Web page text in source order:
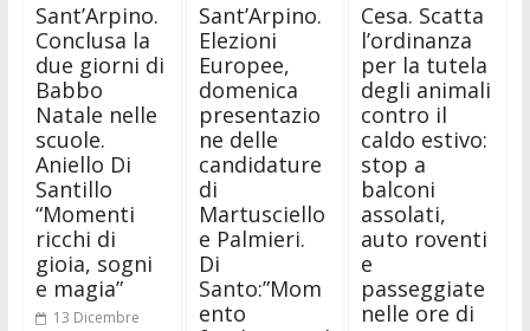
Sant’Arpino.
Conclusa la
due giorni di
Babbo
Natale nelle
scuole.
Aniello Di
Santillo
“Momenti
ricchi di
gioia, sogni
e magia”
13 Dicembre
Sant’Arpino.
Elezioni
Europee,
domenica
presentazio
ne delle
candidature
di
Martusciello
e Palmieri.
Di
Santo:”Mom
ento
Cesa. Scatta
l’ordinanza
per la tutela
degli animali
contro il
caldo estivo:
stop a
balconi
assolati,
auto roventi
e
passeggiate
nelle ore di